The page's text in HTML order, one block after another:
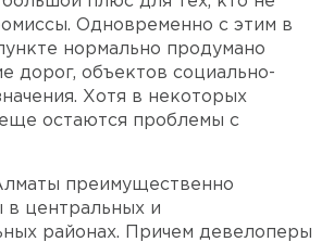
Одновременно с этим в
нормально продумано
дорог, объектов социально-
Хотя в некоторых
остаются проблемы с
преимущественно
в центральных и
районах. Причем девелоперы